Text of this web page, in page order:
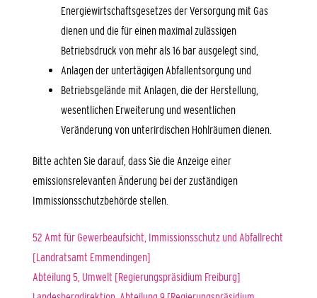
Energiewirtschaftsgesetzes der Versorgung mit Gas
dienen und die für einen maximal zulässigen
Betriebsdruck von mehr als 16 bar ausgelegt sind,
Anlagen der untertägigen Abfallentsorgung und
Betriebsgelände mit Anlagen, die der Herstellung,
wesentlichen Erweiterung und wesentlichen
Veränderung von unterirdischen Hohlräumen dienen.
Bitte achten Sie darauf, dass Sie die Anzeige einer
emissionsrelevanten Änderung bei der zuständigen
Immissionsschutzbehörde stellen.
52 Amt für Gewerbeaufsicht, Immissionsschutz und Abfallrecht
[Landratsamt Emmendingen]
Abteilung 5, Umwelt [Regierungspräsidium Freiburg]